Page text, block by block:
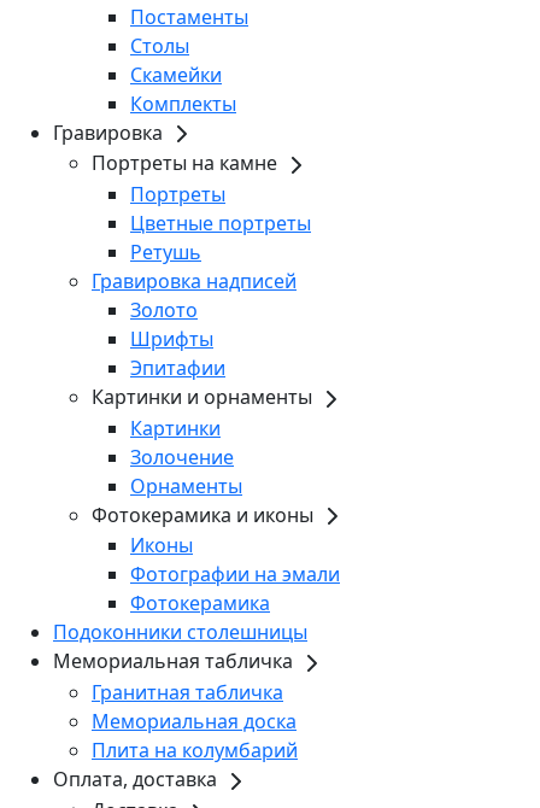
Постаменты
Столы
Скамейки
Комплекты
Гравировка
Портреты на камне
Портреты
Цветные портреты
Ретушь
Гравировка надписей
Золото
Шрифты
Эпитафии
Картинки и орнаменты
Картинки
Золочение
Орнаменты
Фотокерамика и иконы
Иконы
Фотографии на эмали
Фотокерамика
Подоконники столешницы
Мемориальная табличка
Гранитная табличка
Мемориальная доска
Плита на колумбарий
Оплата, доставка